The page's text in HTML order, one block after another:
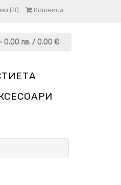
(0) Кошница
0.00 лв. / 0.00 €